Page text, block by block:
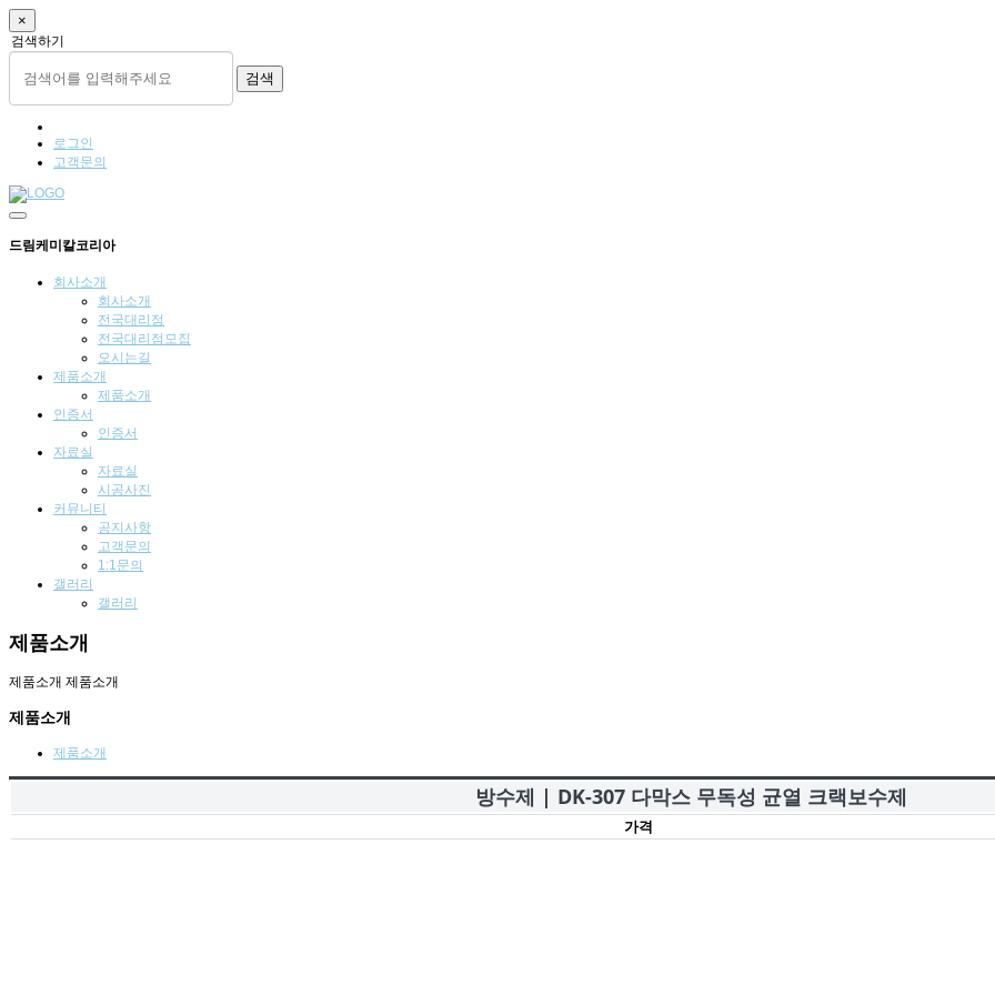
×
검색하기
검색
로그인
고객문의
드림케미칼코리아
회사소개
회사소개
전국대리점
전국대리점모집
오시는길
제품소개
제품소개
인증서
인증서
자료실
자료실
시공사진
커뮤니티
공지사항
고객문의
1:1문의
갤러리
갤러리
제품소개
제품소개 제품소개
제품소개
제품소개
방수제 | DK-307 다막스 무독성 균열 크랙보수제
가격